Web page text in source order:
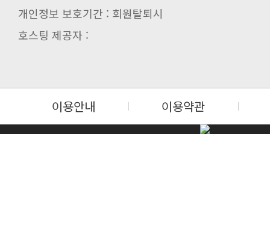
개인정보 보호기간 : 회원탈퇴시
호스팅 제공자 :
이용안내 이용약관